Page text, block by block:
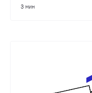
3 мин